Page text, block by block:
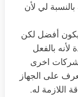
لي لأن
أفضل لكن
بالفعل
اخرى
على الجهاز
اللازمة له.